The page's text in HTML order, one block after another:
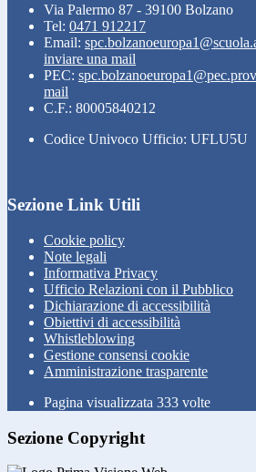
Via Palermo 87 - 39100 Bolzano
Tel: 0471 912217
Email:
inviare una mail
PEC:
mail
C.F.: 80005840212
Codice Univoco Ufficio: UFLU5U
Sezione Link Utili
Cookie policy
Note legali
Informativa Privacy
Ufficio Relazioni con il Pubblico
Dichiarazione di accessibilità
Obiettivi di accessibilità
Whistleblowing
Gestione consensi cookie
Amministrazione trasparente
Pagina visualizzata 333 volte
Sezione Copyright